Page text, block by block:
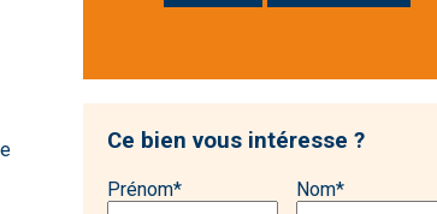
Ce bien vous intéresse ?
Prénom* Nom*